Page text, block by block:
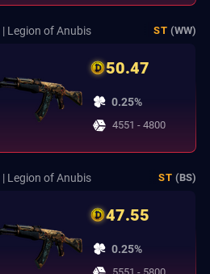
| Legion of Anubis ST (WW)
50.47
0.25%
4551 - 4800
| Legion of Anubis ST (BS)
47.55
0.25%